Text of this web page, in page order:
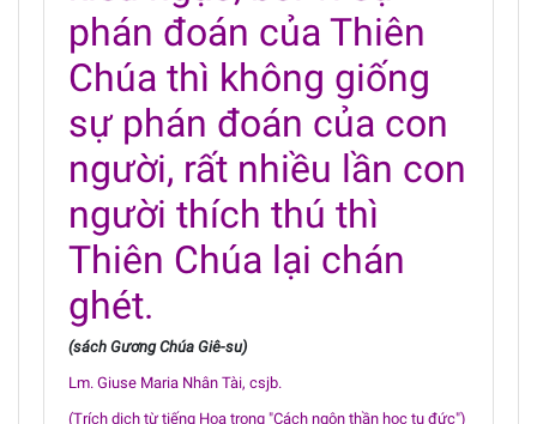
phán đoán của Thiên
Chúa thì không giống
sự phán đoán của con
người, rất nhiều lần con
người thích thú thì
Thiên Chúa lại chán
ghét.
(sách Gương Chúa Giê-su)
Lm. Giuse Maria Nhân Tài, csjb.
(Trích dịch từ tiếng Hoa trong "Cách ngôn thần học tu đức")